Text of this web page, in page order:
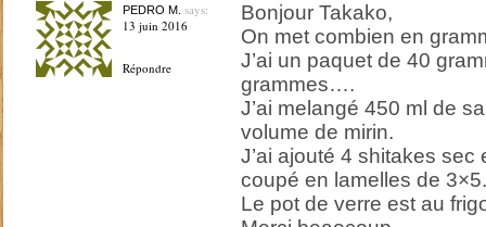
PEDRO M. says:
13 juin 2016
Répondre
Bonjour Takako,
On met combien en
J’ai un paquet de 40
grammes….
J’ai melangé 450 ml de
volume de mirin.
J’ai ajouté 4 shitakes sec
coupé en lamelles de 3×5.
Le pot de verre est au